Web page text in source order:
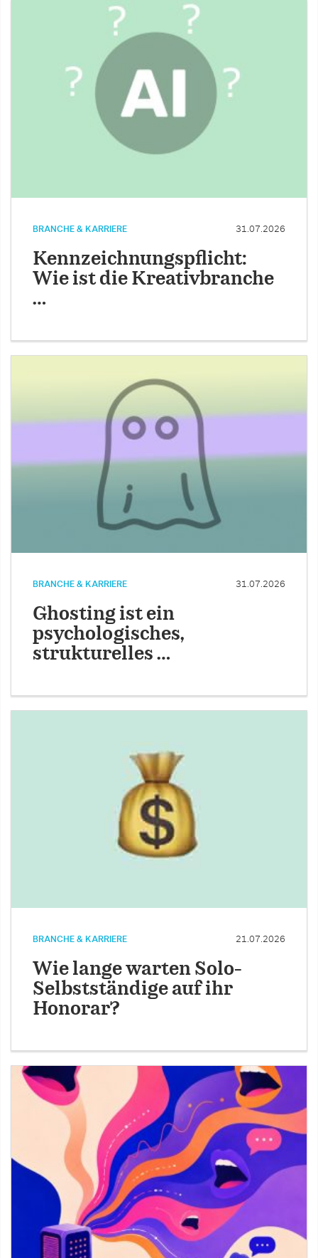
BRANCHE & KARRIERE 31.07.2026
Kennzeichnungspflicht:
Wie ist die Kreativbranche
…
BRANCHE & KARRIERE 31.07.2026
Ghosting ist ein
psychologisches,
strukturelles …
BRANCHE & KARRIERE 21.07.2026
Wie lange warten Solo-
Selbstständige auf ihr
Honorar?